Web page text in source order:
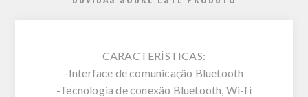
CARACTERÍSTICAS:
-Interface de comunicação Bluetooth
-Tecnologia de conexão Bluetooth, Wi-fi